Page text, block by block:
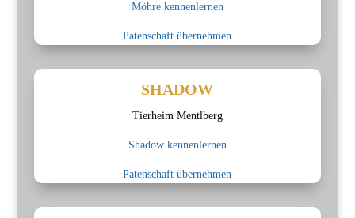
Möhre kennenlernen
Patenschaft übernehmen
SHADOW
Tierheim Mentlberg
Shadow kennenlernen
Patenschaft übernehmen